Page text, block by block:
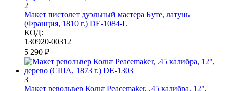
2
Макет пистолет дуэльный мастера Буте, латунь
(Франция, 1810 г.) DE-1084-L
КОД:
130920-00312
5 290 ₽
3
Макет револьвер Кольт Peacemaker, .45 калибра, 12",